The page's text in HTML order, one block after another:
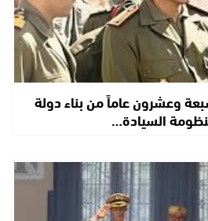
وعشرون عاماً من بناء دولة
السيادة…